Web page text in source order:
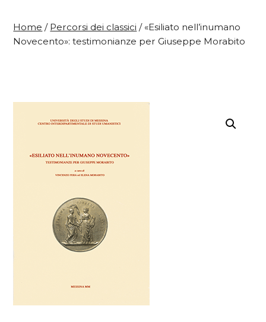
Home / Percorsi dei classici / «Esiliato nell’inumano
Novecento»: testimonianze per Giuseppe Morabito